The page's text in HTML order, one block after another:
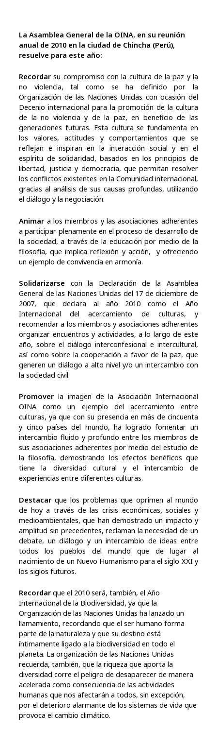
La Asamblea General de la OINA, en su reunión
anual de 2010 en la ciudad de Chincha (Perú),
resuelve para este año:
Recordarsu compromiso con la cultura de la paz y la
no violencia, tal como se ha definido por la
Organización de las Naciones Unidas con ocasión del
Decenio internacional para la promoción de la cultura
de la no violencia y de la paz, en beneficio de las
generaciones futuras. Esta cultura se fundamenta en
los valores, actitudes y comportamientos que se
reflejan e inspiran en la interacción social y en el
espíritu de solidaridad, basados en los principios de
libertad, justicia y democracia, que permitan resolver
los conflictos existentes en la Comunidad internacional,
gracias al análisis de sus causas profundas, utilizando
el diálogo y la negociación.
Animar a los miembros y las asociaciones adherentes
a participar plenamente en el proceso de desarrollo de
la sociedad, a través de la educación por medio de la
filosofía, que implica reflexión y acción, y ofreciendo
un ejemplo de convivencia en armonía.
Solidarizarse con la Declaración de la Asamblea
General de las Naciones Unidas del 17 de diciembre de
2007, que declara al año 2010 como el Año
Internacional del acercamiento de culturas, y
recomendar a los miembros y asociaciones adherentes
organizar encuentros y actividades, a lo largo de este
año, sobre el diálogo interconfesional e intercultural,
así como sobre la cooperación a favor de la paz, que
generen un diálogo a alto nivel y/o un intercambio con
la sociedad civil.
Promover la imagen de la Asociación Internacional
OINA como un ejemplo del acercamiento entre
culturas, ya que con su presencia en más de cincuenta
y cinco países del mundo, ha logrado fomentar un
intercambio fluido y profundo entre los miembros de
sus asociaciones adherentes por medio del estudio de
la filosofía, demostrando los efectos benéficos que
tiene la diversidad cultural y el intercambio de
experiencias entre diferentes culturas.
Destacar que los problemas que oprimen al mundo
de hoy a través de las crisis económicas, sociales y
medioambientales, que han demostrado un impacto y
amplitud sin precedentes, reclaman la necesidad de un
debate, un diálogo y un intercambio de ideas entre
todos los pueblos del mundo que de lugar al
nacimiento de un Nuevo Humanismo para el siglo XXI y
los siglos futuros.
Recordarque el 2010 será, también, el Año
Internacional de la Biodiversidad, ya que la
Organización de las Naciones Unidas ha lanzado un
llamamiento, recordando que el ser humano forma
parte de la naturaleza y que su destino está
íntimamente ligado a la biodiversidad en todo el
planeta. La organización de las Naciones Unidas
recuerda, también, que la riqueza que aporta la
diversidad corre el peligro de desaparecer de manera
acelerada como consecuencia de las actividades
humanas que nos afectarán a todos, sin excepción,
por el deterioro alarmante de los sistemas de vida que
provoca el cambio climático.